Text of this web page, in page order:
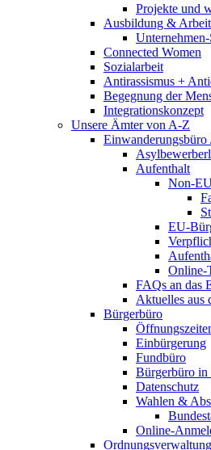
Projekte und
Ausbildung &
Connected Women
Sozialarbeit
Antirassismus +
Begegnung der
Integrationskonzept
Unsere Ämter von A-Z
Aufenthalt
Non-
EU-
Online-
FAQs an das
Aktuelles aus
Bürgerbüro
Einbürgerung
Fundbüro
Bürgerbüro in
Datenschutz
Wahlen &
Online-
Ordnungsverwaltung